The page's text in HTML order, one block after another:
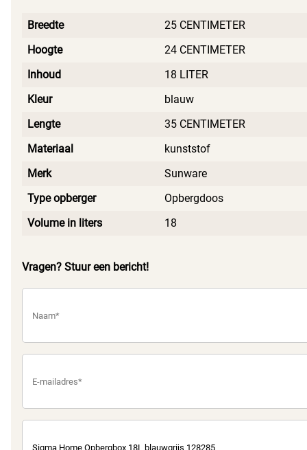
Breedte
25 CENTIMETER
Hoogte
24 CENTIMETER
Inhoud
18 LITER
Kleur
blauw
Lengte
35 CENTIMETER
Materiaal
kunststof
Merk
Sunware
Type opberger
Opbergdoos
Volume in liters
18
Vragen? Stuur een bericht!